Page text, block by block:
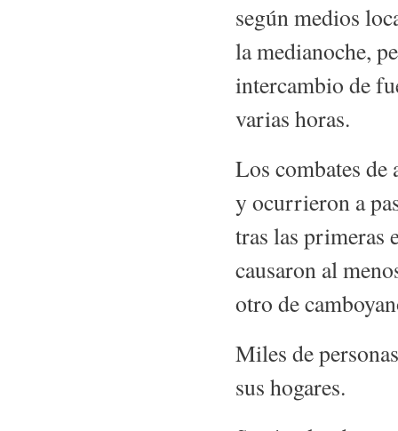
según medios
la medianoche,
intercambio de
varias horas.
Los combates de
y ocurrieron a
tras las primeras
causaron al
otro de
Miles de
sus hogares.